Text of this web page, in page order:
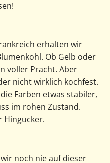
erhalten wir
Ob Gelb oder
voller Pracht. Aber
nicht wirklich kochfest.
Farben etwas stabiler,
im rohen Zustand.
Hingucker.
noch nie auf dieser